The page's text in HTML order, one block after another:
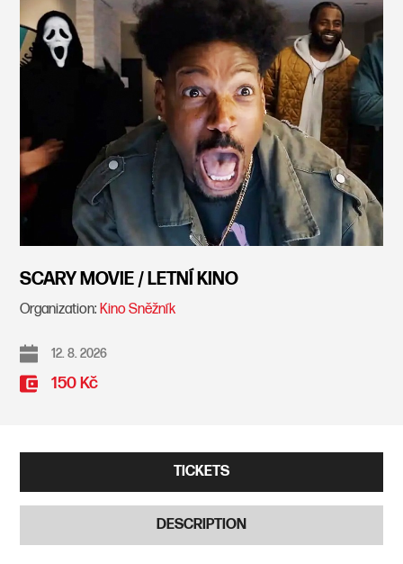
SCARY MOVIE / LETNÍ KINO
Organization: Kino Sněžník
12. 8. 2026
150 Kč
TICKETS
DESCRIPTION